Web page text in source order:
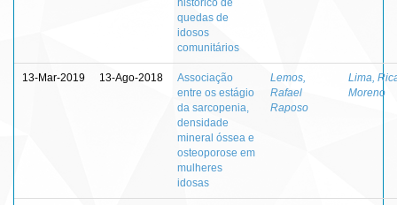
quedas de
idosos
comunitários
13-Mar-2019 13-Ago-2018
Associação
entre os estágio
da sarcopenia,
densidade
mineral óssea e
osteoporose em
mulheres
idosas
Lemos,
Rafael
Raposo
Lima,
Moreno